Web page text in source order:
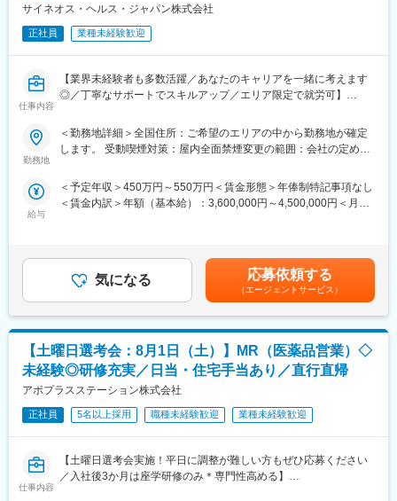
てご応募ください！同期社員と一緒に集中的に研修を行い、その
後配属先に応じた製品研修を行います。
※配属は入社後に確定する予定です。
様々な研修をご用意しています。
制！》
志向性やその時の環境に応じてや「１つの領域で専門性を高め
る」「幅広い疾患をカバーできるオールラウンダーになる」「本
など幅広いキャリアプランがあります。また、弊社のマネージャ
ーのほとんどは、MRからキャリアをチェンジしているメンバーで
■MRとは主に医師や薬剤師等へ、担当製品の情報提供を行いま
す。担当施設の患者様に応じた情報提供や、担当製品の処方後の
情報収集を行います。
変更の範囲：会社の定める業務
サイネオス・ヘルス・ジャパン株式会社
正社員 業種未経験歓迎
仕事内容
【業界未経験者も多数活躍／あなたのキャリアを一緒に考えます
◎／丁寧なサポートでスキルアップ／エリア限定で就労可】
■業務内容
医療機器の営業担当者として、基幹病院などの医師や看護師など
・身につくスキル
専門家へ提案・交渉する力を磨けます。単に説明する力だけでな
■キャリアパス：
志向性や身につけたいスキルに応じて様々なキャリアパスがあり
ます。
・1つの領域（心臓外科や整形外科など）を極める
・複数のプロジェクトに参画して経験を広げる
・本社スタッフ（プロジェクトマネージャー、採用、研修担当）
にキャリアチェンジ
など、様々な可能性を探ることができるのが大きな魅力です。
能です！配属先メーカーからオファーを受けた場合は、メーカー
直雇用へ転籍するチャンスもあります。
勤務地
＜勤務地詳細＞全国住所：ご希望のエリアの中から勤務地が確定
します。 受動喫煙対策：屋内全面禁煙変更の範囲：会社の定める
給与
＜予定年収＞450万円～550万円＜賃金形態＞年俸制特記事項なし
＜賃金内訳＞年額（基本給）：3,600,000円～4,500,000円＜月額
として、同社が拠出します賃金はあくまでも目安の金額であり、
選考を通じて上下する可能性があります。月給(月額)は固定手当を
含めた表記です。
気になる 応募依頼する
（エージェントサービス）
【土曜日選考会：8月1日（土）】MR（医薬品営業）◇
未経験◎研修充実／日当・住宅手当あり／直行直帰
アポプラスステーション株式会社
正社員 5名以上採用 職種未経験歓迎 業種未経験歓迎
仕事内容
【土曜日選考会実施！平日に調整が難しい方もぜひ応募ください
／入社後3か月は座学研修のみ＊専門性高める】